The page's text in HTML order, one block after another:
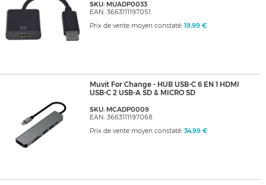
SKU: MUADP0033
EAN: 3663111197051
Prix de vente moyen constaté: 19,99 €
Muvit For Change - HUB USB-C 6 EN 1 HDMI
USB-C 2 USB-A SD & MICRO SD
SKU: MCADP0009
EAN: 3663111197068
Prix de vente moyen constaté: 34,99 €